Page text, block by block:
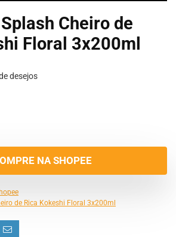
Cheiro de
Floral 3x200ml
desejos
NA SHOPEE
de Rica Kokeshi Floral 3x200ml